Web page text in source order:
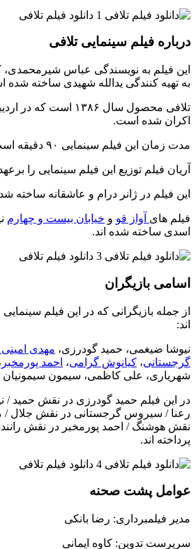
درباره فیلم سینمایی تلافی
این فیلم به نویسندگی عباس
به تهیه کنندگی یدالله شهیدی ساخته شده
اکران شده است.
مدت زمان این فیلم سینمایی ۹۰ دقیقه است.
آریان فیلم توزیع این فیلم سینمایی را
این فیلم در ژانر درام و عاشقانه ساخته
فیلم های آواز قو و خیابان بیست و چهارم
اسدی ساخته شده اند.
اسامی بازیگران
از جمله بازیگرانی که در این فیلم
اند:
نیوشا ضیغمی، حمید گودرزی، مهدی امینی
گرجستانی، کیانوش گرامی، احمد پورمخبر
شهریاری، علی کاظمی، سیمون سیمونیان
در این فیلم حمید گودرزی در نقش حمید
رعنا / سیروس گرجستانی در نقش جلال /
نقش هوشنگ / احمد پورمخبر در نقش
پرداخته اند.
عوامل پشت صحنه
مدیر فیلمبرداری: رضا بانکی
سرپرست تدوین: کاوه ایمانی